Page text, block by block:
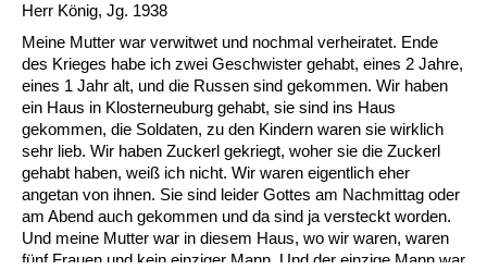
Besatzungsmächte
Frauen, Mütter, Kinder
Versorgung
Heimkehrer
Fluchtgeschichten
Herr König, Jg. 1938
Meine Mutter war verwitwet und nochmal verheiratet. Ende
des Krieges habe ich zwei Geschwister gehabt, eines 2 Jahre,
eines 1 Jahr alt, und die Russen sind gekommen. Wir haben
ein Haus in Klosterneuburg gehabt, sie sind ins Haus
gekommen, die Soldaten, zu den Kindern waren sie wirklich
sehr lieb. Wir haben Zuckerl gekriegt, woher sie die Zuckerl
gehabt haben, weiß ich nicht. Wir waren eigentlich eher
angetan von ihnen. Sie sind leider Gottes am Nachmittag oder
am Abend auch gekommen und da sind ja versteckt worden.
Und meine Mutter war in diesem Haus, wo wir waren, waren
fünf Frauen und kein einziger Mann. Und der einzige Mann war